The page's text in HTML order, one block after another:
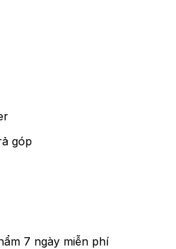
góp
7 ngày miễn phí